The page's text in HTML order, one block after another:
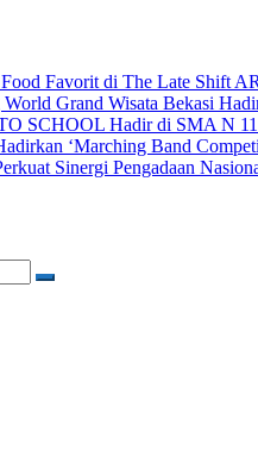
Favorit di The Late Shift
Grand Wisata Bekasi
SCHOOL Hadir di SMA N 11
‘Marching Band
Sinergi Pengadaan